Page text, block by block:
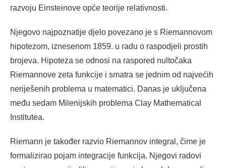
razvoju Einsteinove opće teorije relativnosti.
Njegovo najpoznatije djelo povezano je s Riemannovom
hipotezom, iznesenom 1859. u radu o raspodjeli prostih
brojeva. Hipoteza se odnosi na raspored nultočaka
Riemannove zeta funkcije i smatra se jednim od najvećih
neriješenih problema u matematici. Danas je uključena
među sedam Milenijskih problema Clay Mathematical
Institutea.
Riemann je također razvio Riemannov integral, čime je
formalizirao pojam integracije funkcija. Njegovi radovi